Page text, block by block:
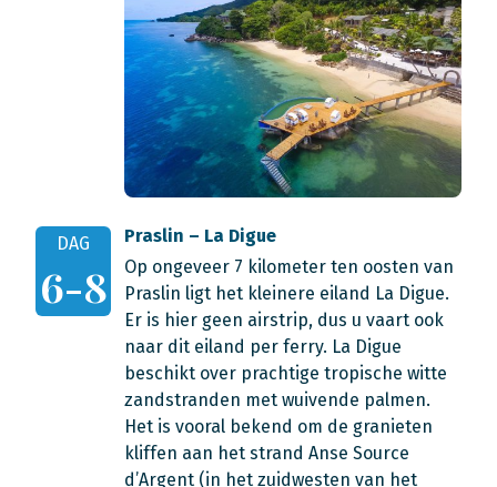
DAG
6-8
Praslin – La Digue
Op ongeveer 7 kilometer ten oosten van
Praslin ligt het kleinere eiland La Digue.
Er is hier geen airstrip, dus u vaart ook
naar dit eiland per ferry. La Digue
beschikt over prachtige tropische witte
zandstranden met wuivende palmen.
Het is vooral bekend om de granieten
kliffen aan het strand Anse Source
d’Argent (in het zuidwesten van het